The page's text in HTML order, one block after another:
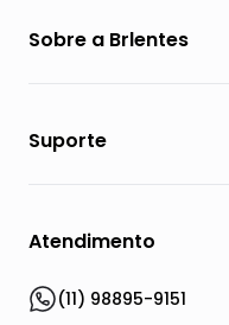
Sobre a Brlentes
Suporte
Atendimento
(11) 98895-9151